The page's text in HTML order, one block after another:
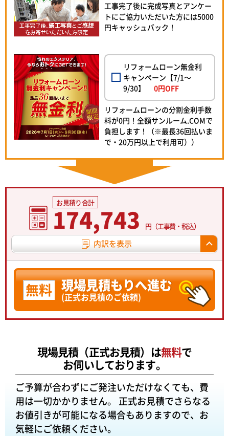
工事完了後に完成写真とアンケー
トにご協力いただいた方には5000
円キャッシュバック！
リフォームローン無金利
キャンペーン【7/1～
9/30】0円OFF
リフォームローンの分割金利手数
料が0円！全額サンルーム.COMで
負担します！（※最長36回払いま
で・20万円以上で利用可））
お見積り合計
174,743 円（工事費・税込）
内訳を表示
無料 現場見積もりへ進む
(正式お見積のご依頼)
現場見積（正式お見積）は無料で
お伺いしております。
ご予算が合わずにご発注いただけなくても、費
用は一切かかりません。
正式お見積でさらなる
お値引きが可能になる場合もありますので、お
気軽にご依頼ください。